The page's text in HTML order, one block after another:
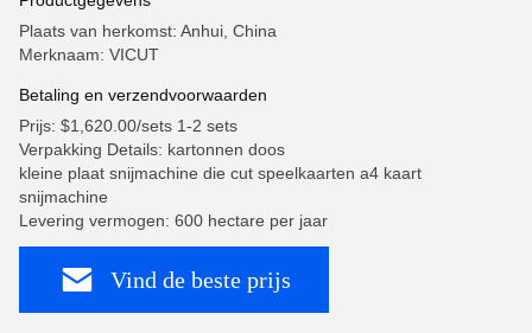
Plaats van herkomst: Anhui, China
Merknaam: VICUT
Betaling en verzendvoorwaarden
Prijs: $1,620.00/sets 1-2 sets
Verpakking Details: kartonnen doos
kleine plaat snijmachine die cut speelkaarten a4 kaart
snijmachine
Levering vermogen: 600 hectare per jaar
Vind de beste prijs